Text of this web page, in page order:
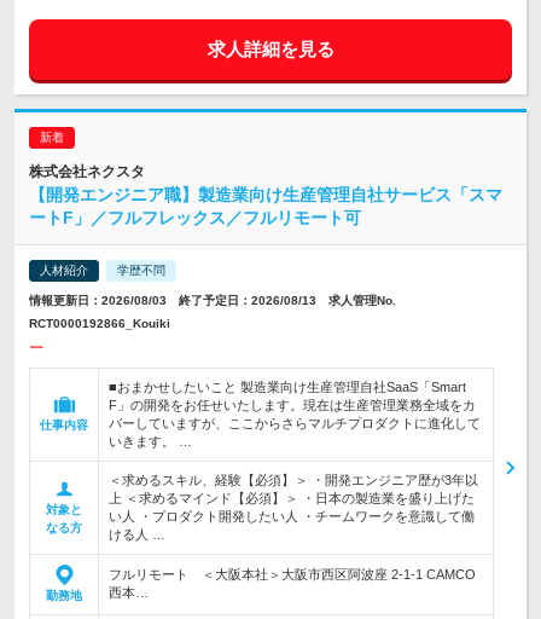
求人詳細を見る
株式会社ネクスタ
【開発エンジニア職】製造業向け生産管理自社サービス「スマ
ートF」／フルフレックス／フルリモート可
人材紹介 学歴不問
情報更新日：2026/08/03 終了予定日：2026/08/13 求人管理No.
RCT0000192866_Kouiki
ー
仕事内容
■おまかせしたいこと 製造業向け生産管理自社SaaS「Smart
F」の開発をお任せいたします。現在は生産管理業務全域をカ
バーしていますが、ここからさらマルチプロダクトに進化して
いきます。 …
対象と
なる方
＜求めるスキル、経験【必須】＞ ・開発エンジニア歴が3年以
上 ＜求めるマインド【必須】＞ ・日本の製造業を盛り上げた
い人 ・プロダクト開発したい人 ・チームワークを意識して働
ける人 …
勤務地
フルリモート ＜大阪本社＞大阪市西区阿波座 2-1-1 CAMCO
西本…